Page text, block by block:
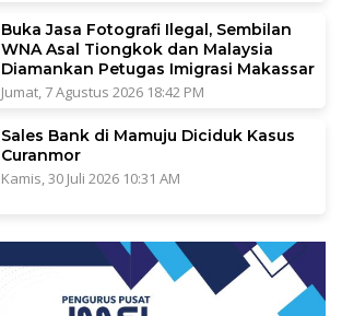
Buka Jasa Fotografi Ilegal, Sembilan
WNA Asal Tiongkok dan Malaysia
Diamankan Petugas Imigrasi Makassar
Jumat, 7 Agustus 2026 18:42 PM
Sales Bank di Mamuju Diciduk Kasus
Curanmor
Kamis, 30 Juli 2026 10:31 AM